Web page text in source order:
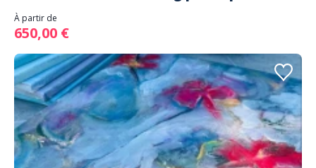
À partir de
650,00 €